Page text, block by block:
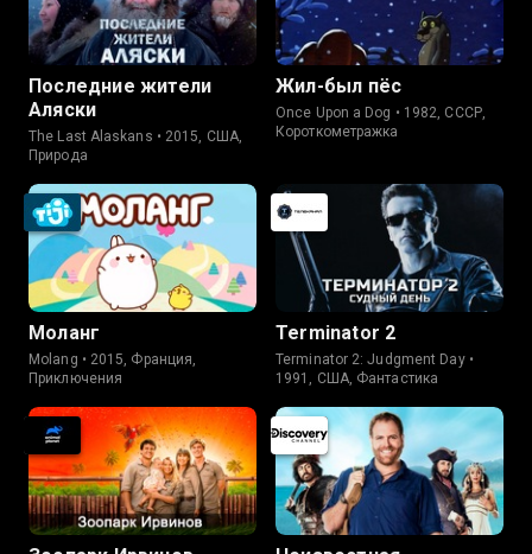
Последние жители
Аляски
The Last Alaskans • 2015, США,
Природа
Жил-был пёс
Once Upon a Dog • 1982, СССР,
Короткометражка
Моланг
Molang • 2015, Франция,
Приключения
Terminator 2
Terminator 2: Judgment Day •
1991, США, Фантастика